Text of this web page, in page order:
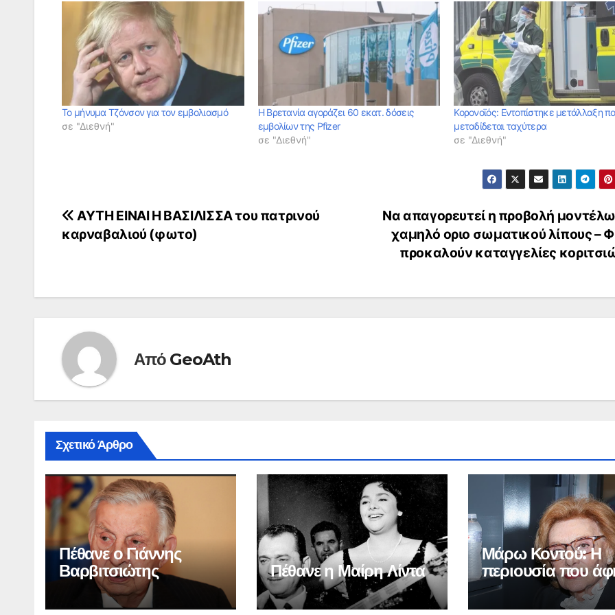
Το μήνυμα Τζόνσον για τον εμβολιασμό
σε "Διεθνή"
Η Βρετανία αγοράζει 60 εκατ. δόσεις
εμβολίων της Pfizer
σε "Διεθνή"
Κορονοϊός: Εντοπίστηκε μετάλλαξη
μεταδίδεται ταχύτερα
σε "Διεθνή"
Πλοήγηση
άρθρων
Να απαγορευτεί η προβολή
χαμηλό οριο σωματικού λίπους –
προκαλούν καταγγελίες
ΑΥΤΗ ΕΙΝΑΙ Η ΒΑΣΙΛΙΣΣΑ του πατρινού
καρναβαλιού (φωτο)
Από GeoAth
Σχετικό Άρθρο
Πέθανε ο Γιάννης
Βαρβιτσιώτης
Πέθανε η Μαίρη Λίντα
Μάρω Κοντού: Η
περιουσία που
πίσω της – Τα ποσά
που έπαιρνε από